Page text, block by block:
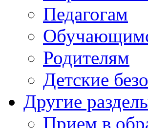
Педагогам
Родителям
Детские
Другие
Прием в